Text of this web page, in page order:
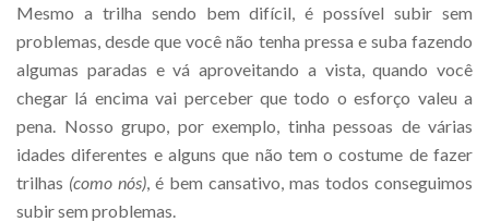
Mesmo a trilha sendo bem difícil, é possível subir sem
problemas, desde que você não tenha pressa e suba fazendo
algumas paradas e vá aproveitando a vista, quando você
chegar lá encima vai perceber que todo o esforço valeu a
pena. Nosso grupo, por exemplo, tinha pessoas de várias
idades diferentes e alguns que não tem o costume de fazer
trilhas (como nós) , é bem cansativo, mas todos conseguimos
subir sem problemas.